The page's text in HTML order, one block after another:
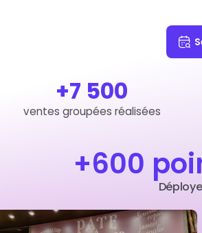
+7 500
ventes groupées réalisées
+600